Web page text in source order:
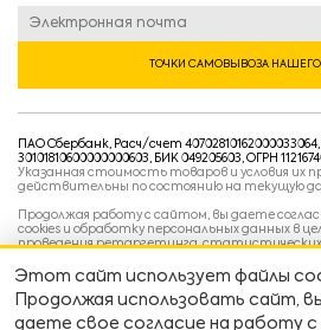
ТОЧКИ САМОВЫВОЗА НАШЕГО
ПАО Сбербанк, Расч/счет
30101810600000000603, БИК 049205603, ОГРН
Указанная стоимость товаров и условия их
действительны по состоянию на текущую
Продолжая работу с сайтом, вы даете
cookies и обработку персональных данных в
проведения ретаргетинга, статистических
ваших предпочтений и интересов.
Политика конфиденциальности
Условия пользовательского соглашения
Условия продажи
Этот сайт использует файлы
Продолжая использовать сайт,
даете свое согласие на работу с